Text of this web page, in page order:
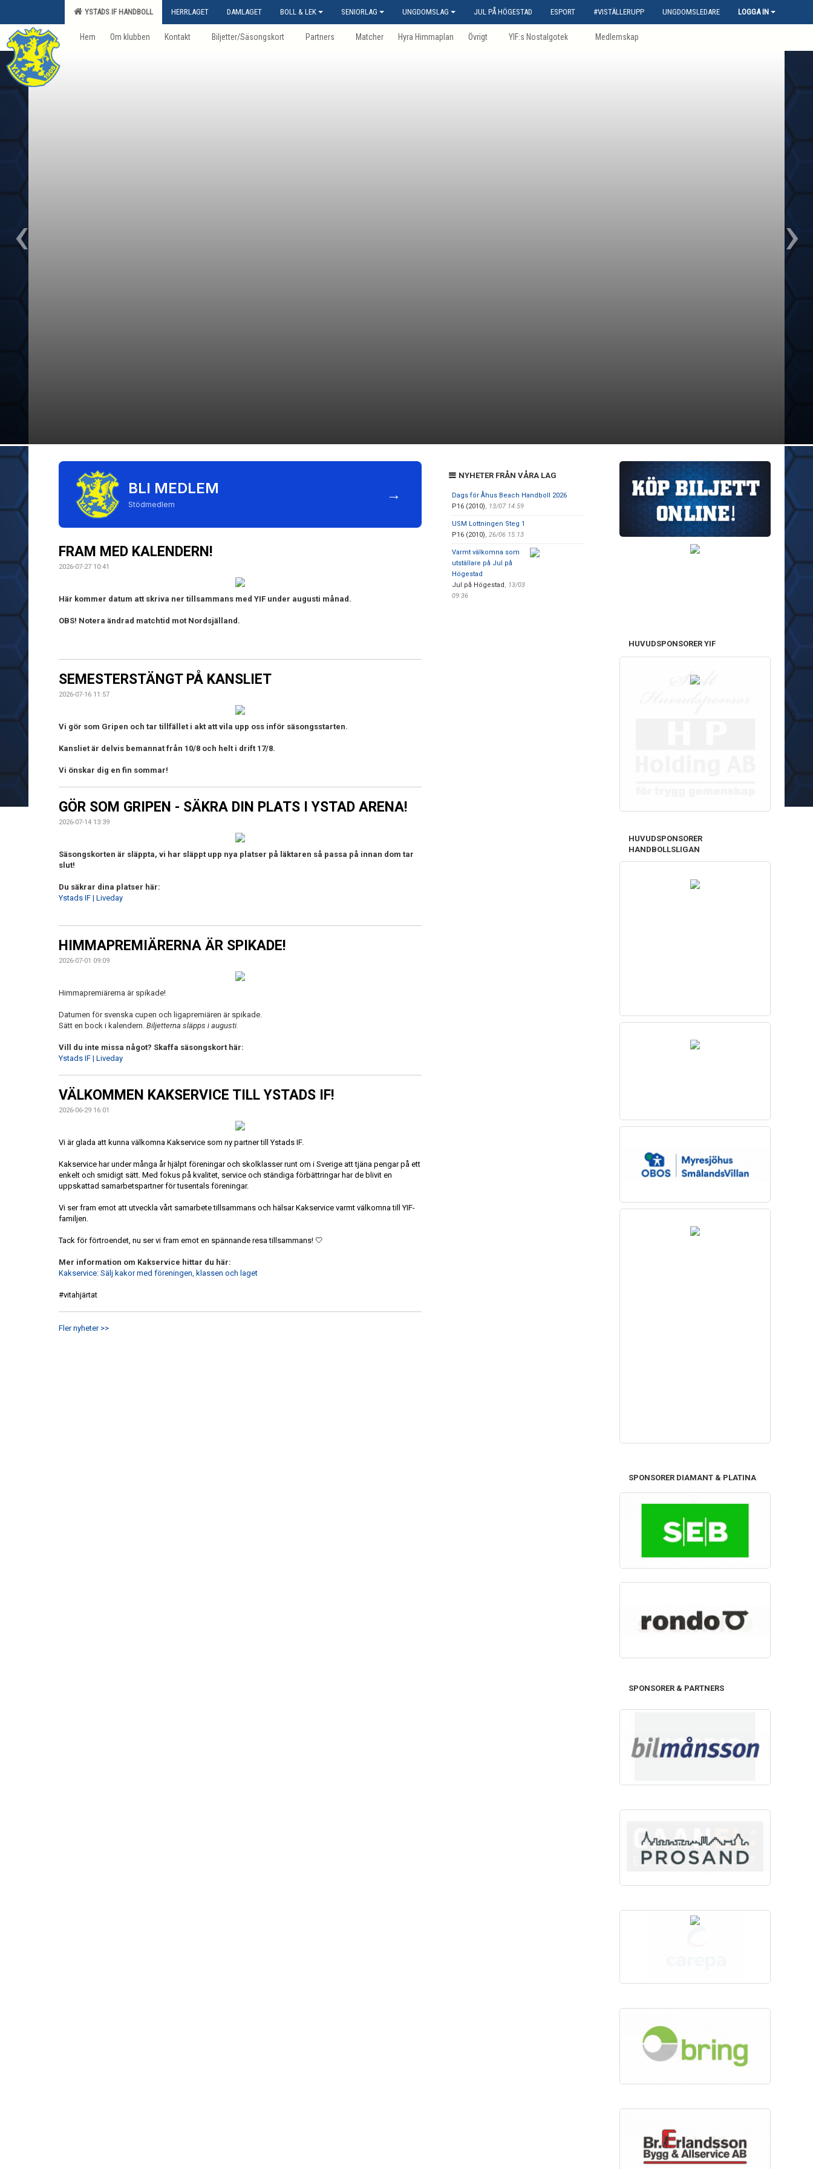
YSTADS IF HANDBOLL HERRLAGET DAMLAGET BOLL & LEK SENIORLAG UNGDOMSLAG JUL PÅ HÖGESTAD ESPORT #VISTÄLLERUPP UNGDOMSLEDARE LOGGA IN
Hem Om klubben Kontakt Biljetter/Säsongskort Partners Matcher Hyra Himmaplan Övrigt YIF:s Nostalgotek Medlemskap
‹ ›
BLI MEDLEM
Stödmedlem
→
FRAM MED KALENDERN!
2026-07-27 10:41
Här kommer datum att skriva ner tillsammans med YIF under augusti månad.
OBS! Notera ändrad matchtid mot Nordsjälland.
SEMESTERSTÄNGT PÅ KANSLIET
2026-07-16 11:57
Vi gör som Gripen och tar tillfället i akt att vila upp oss inför säsongsstarten.
Kansliet är delvis bemannat från 10/8 och helt i drift 17/8.
Vi önskar dig en fin sommar!
GÖR SOM GRIPEN - SÄKRA DIN PLATS I YSTAD ARENA!
2026-07-14 13:39
Säsongskorten är släppta, vi har släppt upp nya platser på läktaren så passa på innan dom tar
slut!
Du säkrar dina platser här:
Ystads IF | Liveday
HIMMAPREMIÄRERNA ÄR SPIKADE!
2026-07-01 09:09
Himmapremiärerna är spikade!
Datumen för svenska cupen och ligapremiären är spikade.
Sätt en bock i kalendern. Biljetterna släpps i augusti.
Vill du inte missa något? Skaffa säsongskort här:
Ystads IF | Liveday
VÄLKOMMEN KAKSERVICE TILL YSTADS IF!
2026-06-29 16:01
Vi är glada att kunna välkomna Kakservice som ny partner till Ystads IF.
Kakservice har under många år hjälpt föreningar och skolklasser runt om i Sverige att tjäna pengar på ett
enkelt och smidigt sätt. Med fokus på kvalitet, service och ständiga förbättringar har de blivit en
uppskattad samarbetspartner för tusentals föreningar.
Vi ser fram emot att utveckla vårt samarbete tillsammans och hälsar Kakservice varmt välkomna till YIF-
familjen.
Tack för förtroendet, nu ser vi fram emot en spännande resa tillsammans! 🤍
Mer information om Kakservice hittar du här:
Kakservice: Sälj kakor med föreningen, klassen och laget
#vitahjärtat
Fler nyheter >>
NYHETER FRÅN VÅRA LAG
Dags för Åhus Beach Handboll 2026
P16 (2010), 13/07 14:59
USM Lottningen Steg 1
P16 (2010), 26/06 15:13
Varmt välkomna som
utställare på Jul på
Högestad
Jul på Högestad, 13/03
09:36
HUVUDSPONSORER YIF
HUVUDSPONSORER
HANDBOLLSLIGAN
SPONSORER DIAMANT & PLATINA
SPONSORER & PARTNERS